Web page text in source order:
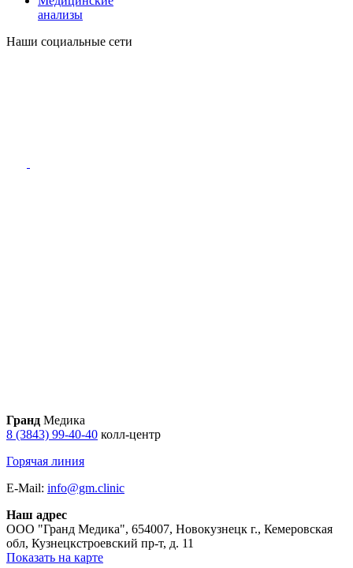
анализы
Наши социальные сети
Гранд Медика
8 (3843) 99-40-40 колл-центр
Горячая линия
E-Mail: info@gm.clinic
Наш адрес
ООО "Гранд Медика", 654007, Новокузнецк г., Кемеровская
обл, Кузнецкстроевский пр-т, д. 11
Показать на карте